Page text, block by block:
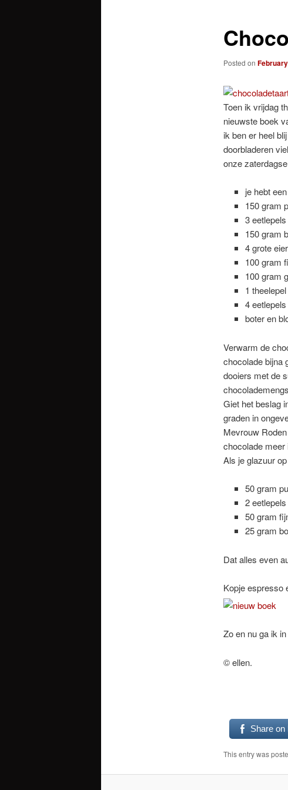
Posted on
Toen ik vrijdag
nieuwste boek
ik ben er heel
doorbladeren
onze
je hebt
150 gram
3
150 gram
4 grote
100 gram
100 gram
1
4
boter en
Verwarm de
chocolade bijna
dooiers met de
Giet het beslag
graden in
Mevrouw
chocolade meer
Als je glazuur
50 gram
2
50 gram
25 gram
Dat alles even
Kopje espresso
Zo en nu ga ik
© ellen.
Share on
This entry was